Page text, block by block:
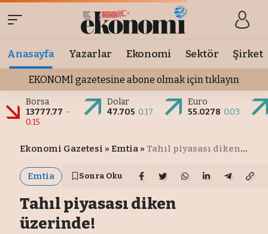
Anasayfa Yazarlar Ekonomi Sektör Şirket
EKONOMİ gazetesine abone olmak için tıklayın
Borsa
13777.77 -
0.15
Dolar
47.705 0.17
Euro
55.0278 0.03
Ekonomi Gazetesi » Emtia »Tahıl piyasası diken üzerinde!
Emtia Sonra Oku
Tahıl piyasası diken
üzerinde!